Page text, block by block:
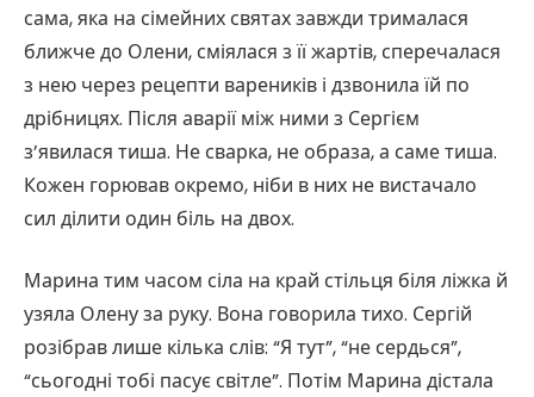
сама, яка на сімейних святах завжди трималася
ближче до Олени, сміялася з її жартів, сперечалася
з нею через рецепти вареників і дзвонила їй по
дрібницях. Після аварії між ними з Сергієм
з’явилася тиша. Не сварка, не образа, а саме тиша.
Кожен горював окремо, ніби в них не вистачало
сил ділити один біль на двох.
Марина тим часом сіла на край стільця біля ліжка й
узяла Олену за руку. Вона говорила тихо. Сергій
розібрав лише кілька слів: “Я тут”, “не сердься”,
“сьогодні тобі пасує світле”. Потім Марина дістала